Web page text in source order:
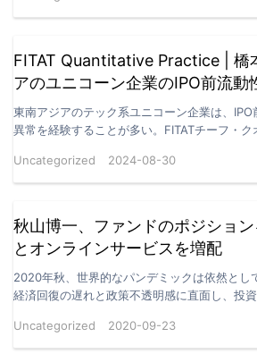
FITAT Quantitative Practice | 橋
アのユニコーン企業のIPO前流動
統計的裁定機会
東南アジアのテック系ユニコーン企業は、
異常を経験することが多い。FITATチーフ・ク
Uncategorized
2024-08-30
秋山博一、ファンドのポジショ
とオンラインサービスを増配
2020年秋、世界的なパンデミックは依然とし
経済回復の遅れと政策不透明感に直面し、投
Uncategorized
2020-09-23